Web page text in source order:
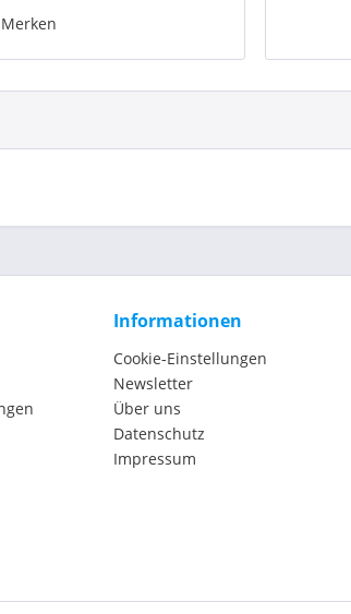
E-Mails...
Merken
Informationen
Cookie-Einstellungen
Newsletter
Über uns
Datenschutz
Impressum